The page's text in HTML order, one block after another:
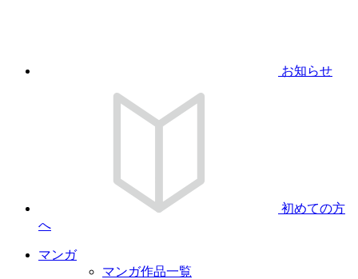
お知らせ
初めての方
へ
マンガ
マンガ作品一覧